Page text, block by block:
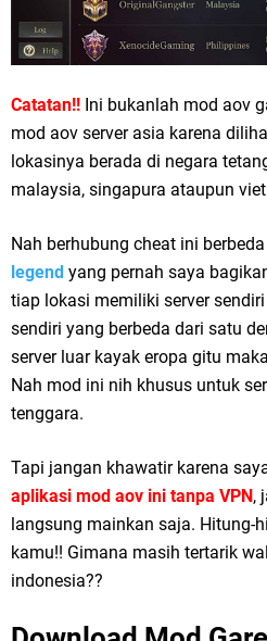
Catatan!! Ini bukanlah mod aov
mod aov server asia karena
lokasinya berada di negara
malaysia, singapura ataupun
Nah berhubung cheat ini
legend yang pernah saya
tiap lokasi memiliki server
sendiri yang berbeda dari satu
server luar kayak eropa gitu
Nah mod ini nih khusus untuk
tenggara.
Tapi jangan khawatir karena
aplikasi mod aov ini tanpa VPN ,
langsung mainkan saja.
kamu!! Gimana masih tertarik
indonesia??